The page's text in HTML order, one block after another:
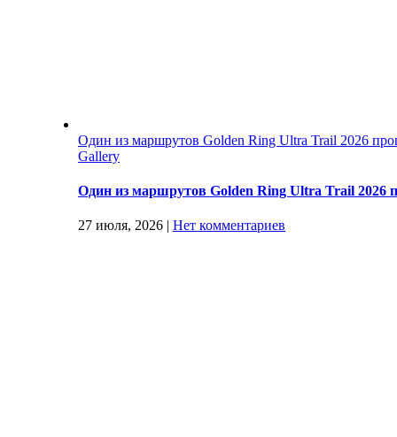
Один из маршрутов Golden Ring Ultra Trail 2026
Gallery
Один из маршрутов Golden Ring Ultra Trail
27 июля, 2026 | Нет комментариев